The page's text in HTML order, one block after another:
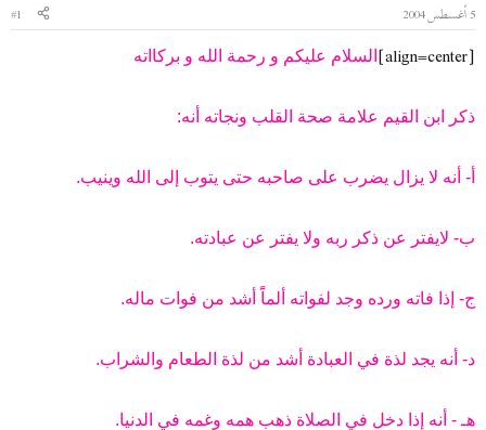
م
و
ع
ا
ل
ب
ء
5 أغسطس 2004
#1
[align=center] السلام عليكم و رحمة الله و بركااته
ذكر ابن القيم علامة صحة القلب ونجاته أنه:
أ- أنه لا يزال يضرب على صاحبه حتى يتوب إلى الله وينيب.
ب- لايفتر عن ذكر ربه ولا يفتر عن عبادته.
ج- إذا فاته ورده وجد لفواته ألماًَ أشد من فوات ماله.
د- أنه يجد لذة في العبادة أشد من لذة الطعام والشراب.
هـ - أنه إذا دخل في الصلاة ذهب همه وغمه في الدنيا.